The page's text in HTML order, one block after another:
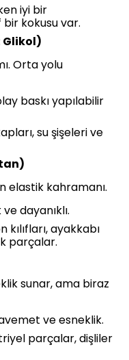
iyi bir
kokusu var.
Glikol)
Orta yolu
baskı yapılabilir
su şişeleri ve
elastik kahramanı.
dayanıklı.
kılıfları, ayakkabı
parçalar.
sunar, ama biraz
ve esneklik.
parçalar, dişliler